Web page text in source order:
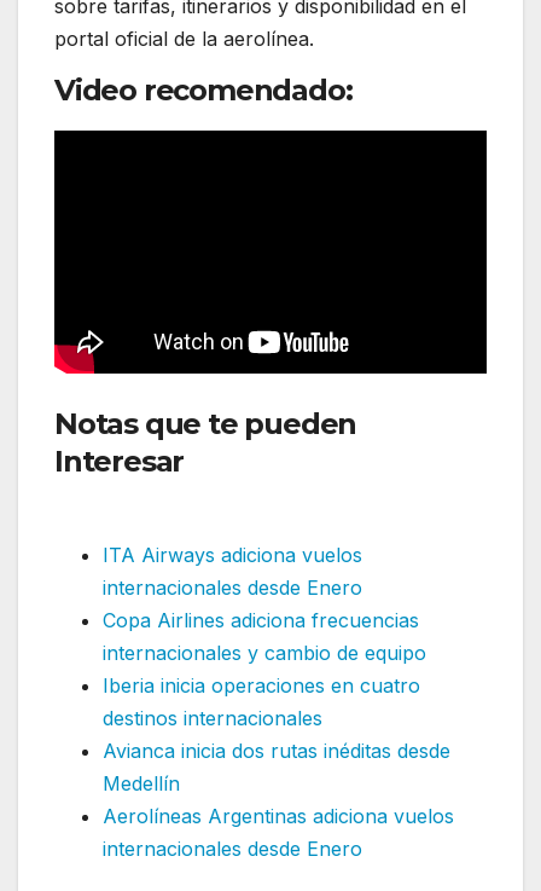
sobre tarifas, itinerarios y disponibilidad en el
portal oficial de la aerolínea.
Video recomendado:
Notas que te pueden
Interesar
ITA Airways adiciona vuelos
internacionales desde Enero
Copa Airlines adiciona frecuencias
internacionales y cambio de equipo
Iberia inicia operaciones en cuatro
destinos internacionales
Avianca inicia dos rutas inéditas desde
Medellín
Aerolíneas Argentinas adiciona vuelos
internacionales desde Enero